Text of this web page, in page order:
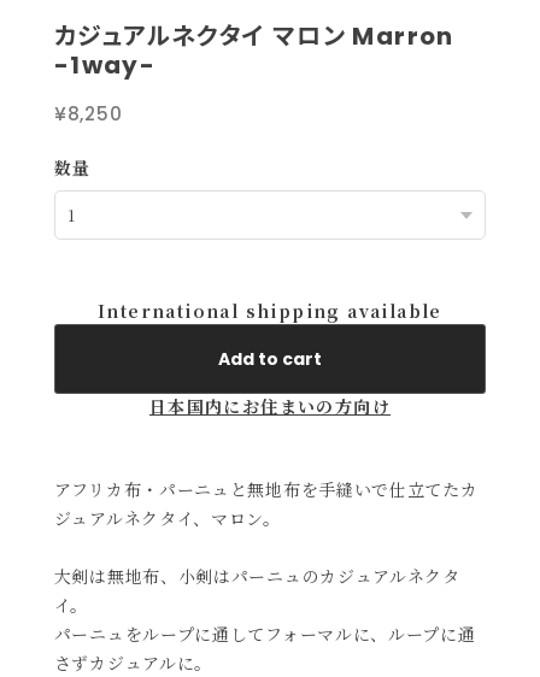
カジュアルネクタイ マロン Marron
-1way-
¥8,250
数量
International shipping available
Add to cart
日本国内にお住まいの方向け
アフリカ布・パーニュと無地布を手縫いで仕立てたカ
ジュアルネクタイ、マロン。
大剣は無地布、小剣はパーニュのカジュアルネクタ
イ。
パーニュをループに通してフォーマルに、ループに通
さずカジュアルに。